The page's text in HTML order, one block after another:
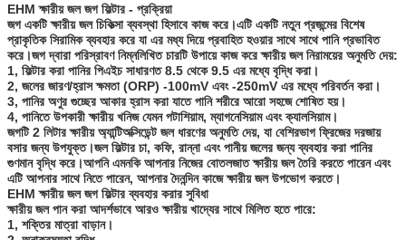
EHM ক্ষারীয় জল জগ ফিল্টার - প্রক্রিয়া
জগ একটি ক্ষারীয় জল চিকিত্সা ব্যবস্থা হিসাবে কাজ করে।এটি একটি নতুন প্রজন্মের বিশেষ
প্রাকৃতিক সিরামিক ব্যবহার করে যা এর মধ্য দিয়ে প্রবাহিত হওয়ার সাথে সাথে পানি প্রভাবিত
করে।জগ দ্বারা পরিস্রাবণ নিম্নলিখিত চারটি উপায়ে কাজ করে ক্ষারীয় জল নিরাময়ের অনুমতি দেয়:
1, ফিল্টার করা পানির পিএইচ সাধারণত 8.5 থেকে 9.5 এর মধ্যে বৃদ্ধি করা।
2, জলের জারণ/হ্রাস ক্ষমতা (ORP) -100mV এবং -250mV এর মধ্যে পরিবর্তন করা।
3, পানির অণুর গুচ্ছের আকার হ্রাস করা যাতে পানি শরীরে আরো সহজে শোষিত হয়।
4, পানিতে উপকারী ক্ষারীয় খনিজ যেমন পটাশিয়াম, ম্যাগনেসিয়াম এবং ক্যালসিয়াম।
জগটি 2 লিটার ক্ষারীয় অ্যান্টিঅক্সিডেন্ট জল ধারণের অনুমতি দেয়, যা বেশিরভাগ ফ্রিজের দরজায়
বসার জন্য উপযুক্ত।জল ফিল্টার চা, কফি, রান্না এবং পানীয় জলের জন্য ব্যবহার করা পানির
গুণমান বৃদ্ধি করে।আপনি এমনকি আপনার নিজের বোতলজাত ক্ষারীয় জল তৈরি করতে পারেন এবং
এটি আপনার সাথে নিতে পারেন, আপনার দৈনন্দিন কাজে ক্ষারীয় জল উপভোগ করতে।
EHM ক্ষারীয় জল জগ ফিল্টার ব্যবহার করার সুবিধা
ক্ষারীয় জল পান করা আদর্শভাবে আরও ক্ষারীয় খাদ্যের সাথে মিলিত হতে পারে:
1, শক্তির মাত্রা বাড়ান।